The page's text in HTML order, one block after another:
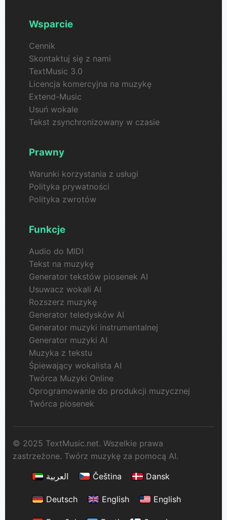
Wsparcie
Cennik
Skontaktuj się z nami
TextMusic 3.0
Licencja komercyjna na muzykę
Extend-Music
Usuń wokale
Tekst zsynchronizowany w czasie
Prawny
Warunki korzystania z usługi
Polityka prywatności
Polityka zwrotów
Funkcje
Audio do MIDI
Tekst na muzykę
Generator tekstów piosenek AI
Usuwacz wokali AI
Rozszerz muzykę
Generator teledysków AI
Generator muzyki instrumentalnej
Generator muzyki AI
Muzyka z tekstu
Śpiewający wokalista AI
Twórca Muzyki Online
Oprogramowanie do produkcji muzycznej
Twórca piosenek
© 2025 TextMusic.net. Wszelkie prawa
zastrzeżone. Twórz muzykę za pomocą AI.
العربية
Čeština Dansk
Deutsch English English